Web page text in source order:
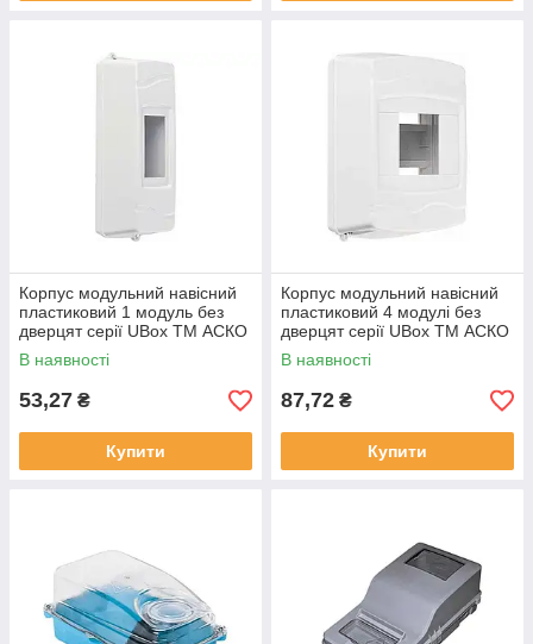
Корпус модульний навісний
пластиковий 1 модуль без
дверцят серії UBox ТМ АСКО
В наявності
53,27 ₴
Купити
Корпус модульний навісний
пластиковий 4 модулі без
дверцят серії UBox ТМ АСКО
В наявності
87,72 ₴
Купити